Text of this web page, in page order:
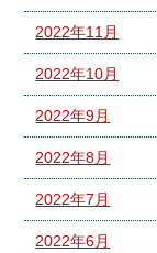
2022年11月
2022年10月
2022年9月
2022年8月
2022年7月
2022年6月